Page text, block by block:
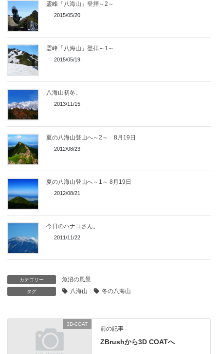
霊峰「八海山」登拝～2～
2015/05/20
霊峰「八海山」登拝～1～
2015/05/19
八海山初冬。
2013/11/15
夏の八海山登山へ～2～ 8月19日
2012/08/23
夏の八海山登山へ～1～ 8月19日
2012/08/21
今日のハナコさん。
2011/11/22
カテゴリー 魚沼の風景
タグ 八海山 冬の八海山
3D-COAT
前の記事
ZBrushから3D COATへ